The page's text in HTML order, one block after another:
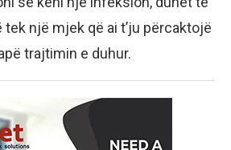
një mjek që ai t’ju përcaktojë
trajtimin e duhur.